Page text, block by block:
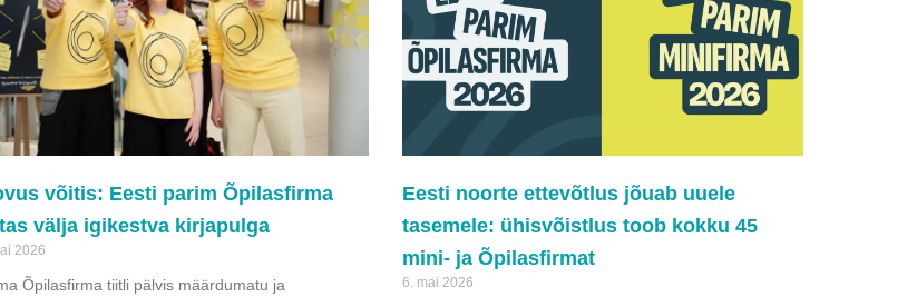
võitis: Eesti parim Õpilasfirma
välja igikestva kirjapulga
2026
Õpilasfirma tiitli pälvis määrdumatu ja
Eesti noorte ettevõtlus jõuab uuele
tasemele: ühisvõistlus toob kokku 45
mini- ja Õpilasfirmat
6. mai 2026